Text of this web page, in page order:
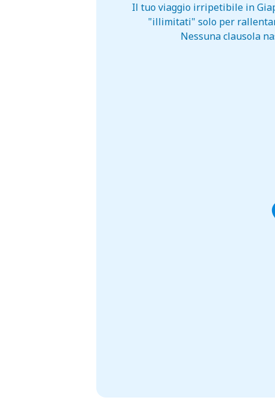
Il tuo viaggio irripetibile in
"illimitati" solo per
Nessuna clausola